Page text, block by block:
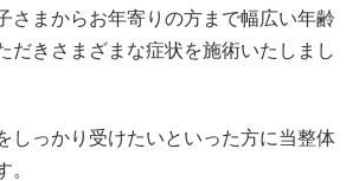
さまからお年寄りの方まで幅広い年齢
だきさまざまな症状を施術いたしまし
しっかり受けたいといった方に当整体
。